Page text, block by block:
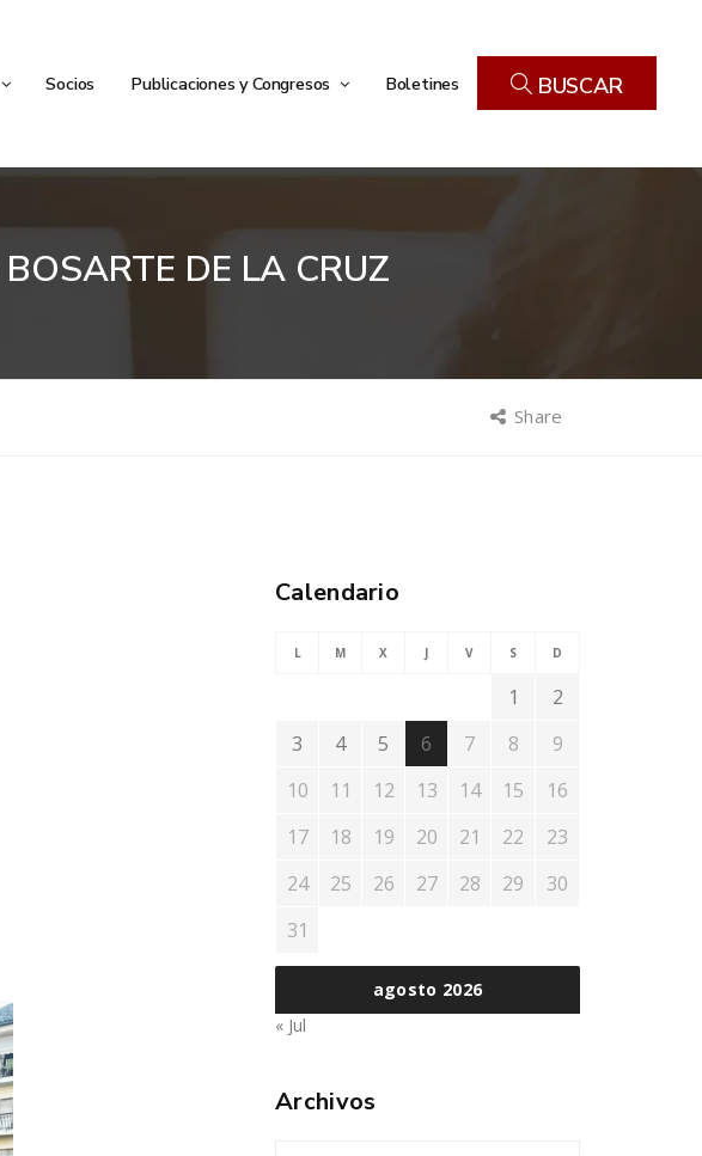
Socios Publicaciones y Congresos Boletines BUSCAR
DE LA CRUZ
Share
Calendario
agosto 2026
L M X J V S D
1
2
3
4 5 6 7 8
9
10
11 12 13 14 15
16
17
18 19 20 21 22
23
24
25 26 27 28 29
30
31
« Jul
Archivos